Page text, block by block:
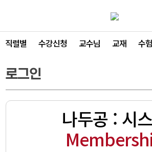
직렬별 수강신청 교수님 교재 수
로그인
나두공 : 시